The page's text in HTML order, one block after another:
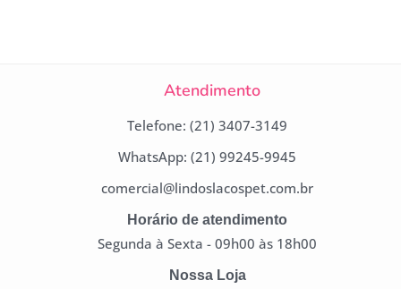
Atendimento
Telefone: (21) 3407-3149
WhatsApp: (21) 99245-9945
comercial@lindoslacospet.com.br
Horário de atendimento
Segunda à Sexta - 09h00 às 18h00
Nossa Loja